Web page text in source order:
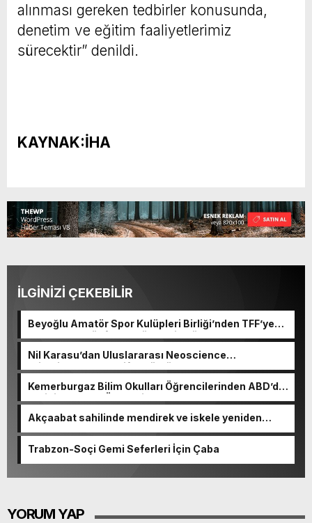
alınması gereken tedbirler konusunda,
denetim ve eğitim faaliyetlerimiz
sürecektir” denildi.
KAYNAK:İHA
İLGİNİZİ ÇEKEBİLİR
Beyoğlu Amatör Spor Kulüpleri Birliği’nden TFF’ye
çağrı: “Amatör futbol yük değil, Türk sporunun
Nil Karasu’dan Uluslararası Neoscience
Olimpiyatları’nda Çifte Gümüş Madalya
Kemerburgaz Bilim Okulları Öğrencilerinden ABD’de
Tarihi Başarı: 6 Öğrenci 14 Madalya Kazandı
Akçaabat sahilinde mendirek ve iskele yeniden
Trabzon-Soçi Gemi Seferleri İçin Çaba
YORUM YAP